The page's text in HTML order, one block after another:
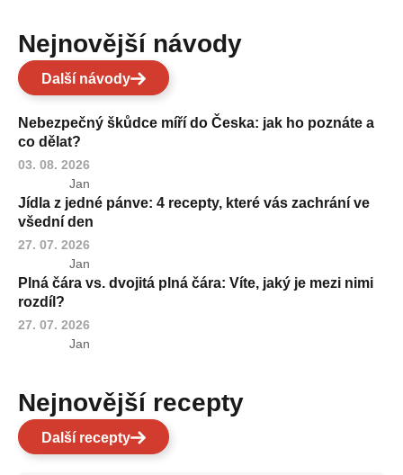
Nejnovější návody
Další návody
Nebezpečný škůdce míří do Česka: jak ho poznáte a
co dělat?
03. 08. 2026
Jan
Jídla z jedné pánve: 4 recepty, které vás zachrání ve
všední den
27. 07. 2026
Jan
Plná čára vs. dvojitá plná čára: Víte, jaký je mezi nimi
rozdíl?
27. 07. 2026
Jan
Nejnovější recepty
Další recepty